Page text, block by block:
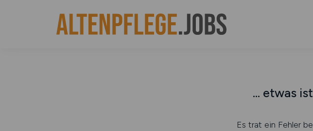
... etwas
Es trat ein Fehler